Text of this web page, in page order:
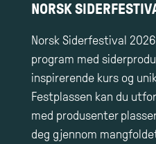
NORSK
Norsk Siderfestival
program med
inspirerende kurs og
Festplassen kan du
med produsenter
deg gjennom